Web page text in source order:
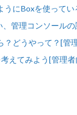
うにBoxを使って
管理コンソール
？どうやって？[管
えてみよう[管理